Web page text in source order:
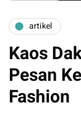
artikel
Kaos
Pesan
Fashion